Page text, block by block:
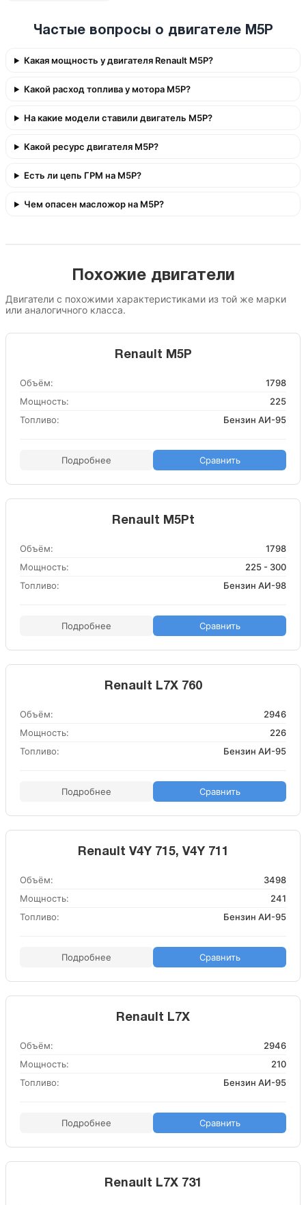
Частые вопросы о двигателе M5P
Какая мощность у двигателя Renault M5P?
Какой расход топлива у мотора M5P?
На какие модели ставили двигатель M5P?
Какой ресурс двигателя M5P?
Есть ли цепь ГРМ на M5P?
Чем опасен масложор на M5P?
Похожие двигатели
Двигатели с похожими характеристиками из той же марки
или аналогичного класса.
Renault M5P
Объём:
1798
Мощность:
225
Топливо:
Бензин АИ-95
Подробнее Сравнить
Renault M5Pt
Объём:
1798
Мощность:
225 - 300
Топливо:
Бензин АИ-98
Подробнее Сравнить
Renault L7X 760
Объём:
2946
Мощность:
226
Топливо:
Бензин АИ-95
Подробнее Сравнить
Renault V4Y 715, V4Y 711
Объём:
3498
Мощность:
241
Топливо:
Бензин АИ-95
Подробнее Сравнить
Renault L7X
Объём:
2946
Мощность:
210
Топливо:
Бензин АИ-95
Подробнее Сравнить
Renault L7X 731